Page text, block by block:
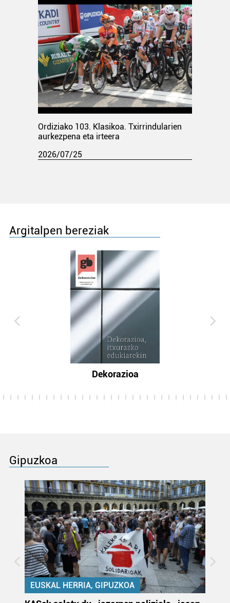
Ordiziako 103. Klasikoa. Txirrindularien
aurkezpena eta irteera
2026/07/25
Argitalpen bereziak
Dekorazioa
Gipuzkoa
EUSKAL HERRIA, GIPUZKOA